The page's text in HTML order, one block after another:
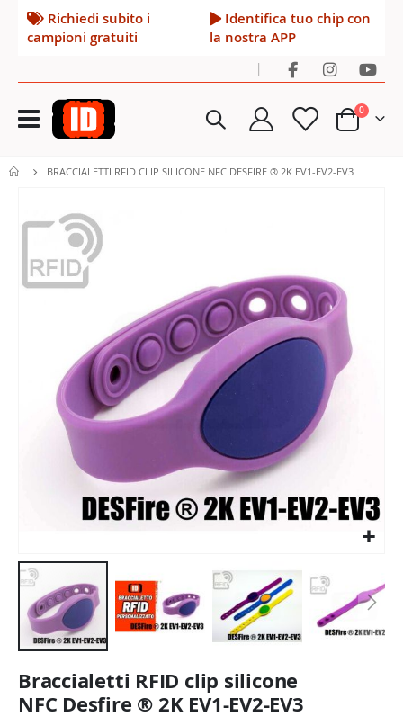
Richiedi subito i
campioni gratuiti
Identifica tuo chip con
la nostra APP
|
Toggle
Nav Cart
0elementi
BRACCIALETTI RFID CLIP SILICONE NFC DESFIRE ® 2K EV1-EV2-EV3
fine
galleria
di
all'inizio
della
galleria
Braccialetti RFID clip silicone
NFC Desfire ® 2K EV1-EV2-EV3